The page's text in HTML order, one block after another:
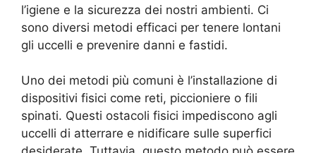
l’igiene e la sicurezza dei nostri ambienti. Ci
sono diversi metodi efficaci per tenere lontani
gli uccelli e prevenire danni e fastidi.
Uno dei metodi più comuni è l’installazione di
dispositivi fisici come reti, piccioniere o fili
spinati. Questi ostacoli fisici impediscono agli
uccelli di atterrare e nidificare sulle superfici